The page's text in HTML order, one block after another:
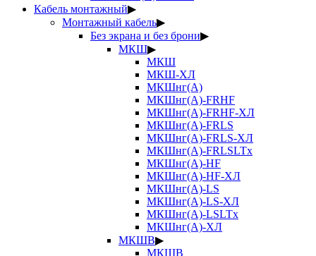
Кабель монтажный▶
Монтажный кабель▶
Без экрана и без брони▶
МКШ▶
МКШ
МКШ-ХЛ
МКШнг(А)
МКШнг(А)-FRHF
МКШнг(А)-FRHF-ХЛ
МКШнг(А)-FRLS
МКШнг(А)-FRLS-ХЛ
МКШнг(А)-FRLSLTx
МКШнг(А)-HF
МКШнг(А)-HF-ХЛ
МКШнг(А)-LS
МКШнг(А)-LS-ХЛ
МКШнг(А)-LSLTx
МКШнг(А)-ХЛ
МКШВ▶
МКШВ